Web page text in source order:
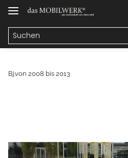
Bj.von 2008 bis 2013